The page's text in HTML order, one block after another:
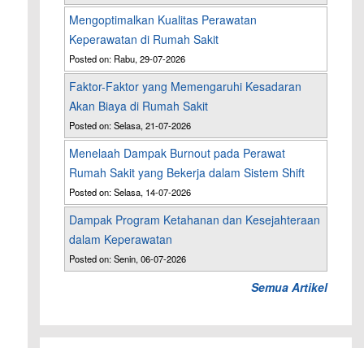
Mengoptimalkan Kualitas Perawatan
Keperawatan di Rumah Sakit
Posted on: Rabu, 29-07-2026
Faktor-Faktor yang Memengaruhi Kesadaran
Akan Biaya di Rumah Sakit
Posted on: Selasa, 21-07-2026
Menelaah Dampak Burnout pada Perawat
Rumah Sakit yang Bekerja dalam Sistem Shift
Posted on: Selasa, 14-07-2026
Dampak Program Ketahanan dan Kesejahteraan
dalam Keperawatan
Posted on: Senin, 06-07-2026
Semua Artikel